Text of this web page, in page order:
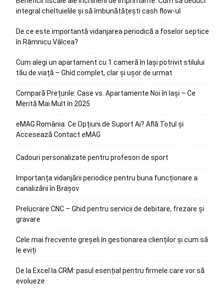
integral cheltuielile și să îmbunătățești cash flow-ul
De ce este importantă vidanjarea periodică a foselor septice
în Râmnicu Vâlcea?
Cum alegi un apartament cu 1 cameră în Iași potrivit stilului
tău de viață – Ghid complet, clar și ușor de urmat
Compară Prețurile: Case vs. Apartamente Noi în Iași – Ce
Merită Mai Mult în 2025
eMAG România: Ce Opțiuni de Suport Ai? Află Totul și
Accesează Contact eMAG
Cadouri personalizate pentru profesori de sport
Importanța vidanjării periodice pentru buna funcționare a
canalizării în Brașov
Prelucrare CNC – Ghid pentru servicii de debitare, frezare și
gravare
Cele mai frecvente greșeli în gestionarea clienților și cum să
le eviți
De la Excel la CRM: pasul esențial pentru firmele care vor să
evolueze